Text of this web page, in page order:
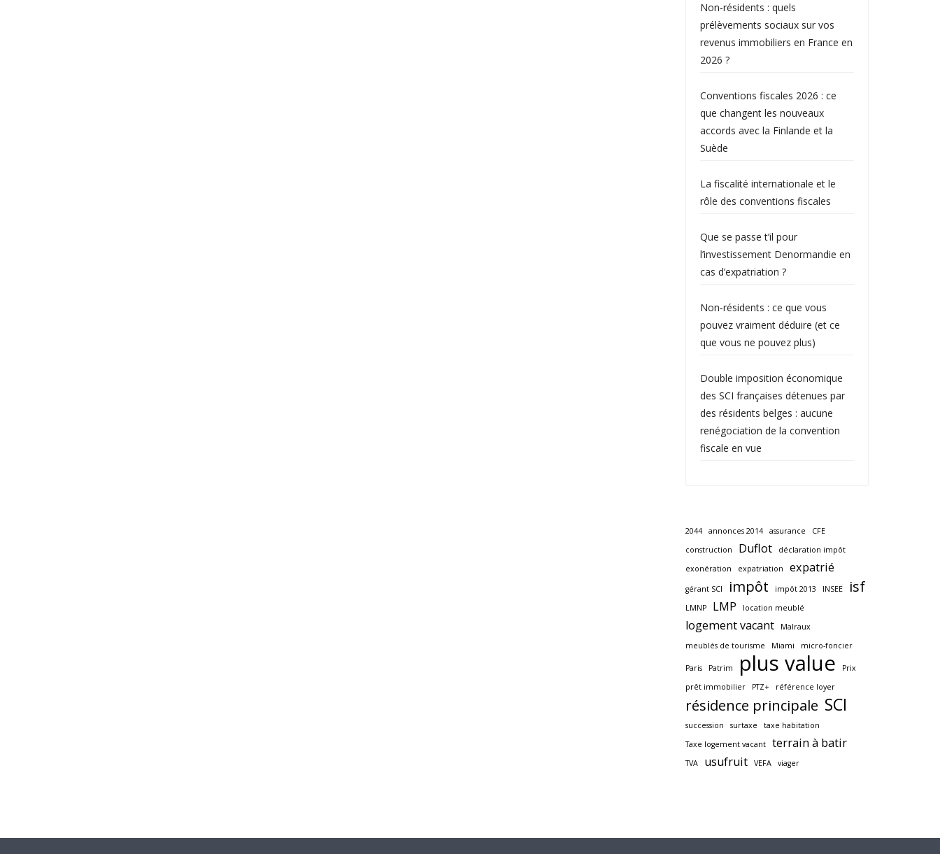
Non‑résidents : quels
prélèvements sociaux sur vos
revenus immobiliers en France en
2026 ?
Conventions fiscales 2026 : ce
que changent les nouveaux
accords avec la Finlande et la
Suède
La fiscalité internationale et le
rôle des conventions fiscales
Que se passe t’il pour
l’investissement Denormandie en
cas d’expatriation ?
Non‑résidents : ce que vous
pouvez vraiment déduire (et ce
que vous ne pouvez plus)
Double imposition économique
des SCI françaises détenues par
des résidents belges : aucune
renégociation de la convention
fiscale en vue
2044 annonces 2014 assurance
CFE
construction
Duflot
déclaration impôt
exonération
expatriation expatrié
gérant SCI impôt impôt 2013 INSEE isf
LMNP LMP location meublé
logement vacant
Malraux
meublés de tourisme
Miami micro-foncier
Paris Patrim plus value
Prix
prêt immobilier
PTZ+ référence loyer
résidence principale SCI
succession surtaxe
taxe habitation
Taxe logement vacant
terrain à batir
TVA usufruit VEFA viager